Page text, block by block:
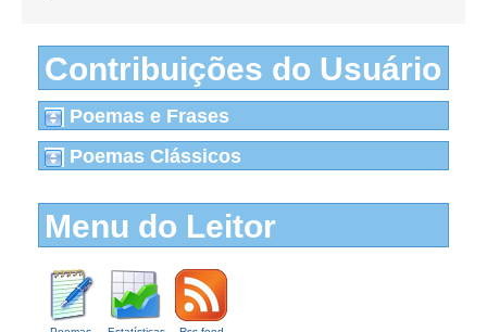
Contribuições do Usuário
Poemas e Frases
Poemas Clássicos
Menu do Leitor